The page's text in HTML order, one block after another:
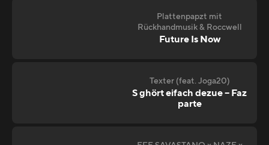
Plattenpapzt mit
Rückhandmusik & Roccwell
Future Is Now
Texter (feat. Joga20)
S ghört eifach dezue – Faz
parte